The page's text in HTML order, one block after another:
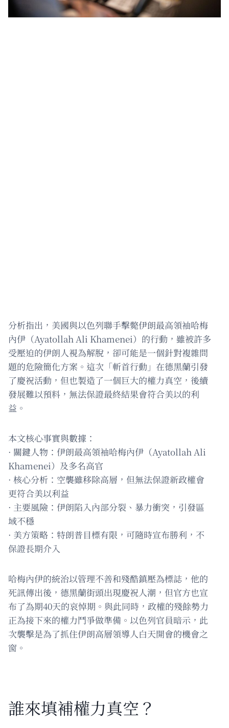
分析指出，美國與以色列聯手擊斃伊朗最高領袖哈梅
內伊（Ayatollah Ali Khamenei）的行動，雖被許多
受壓迫的伊朗人視為解脫，卻可能是一個針對複雜問
題的危險簡化方案。這次「斬首行動」在德黑蘭引發
了慶祝活動，但也製造了一個巨大的權力真空，後續
發展難以預料，無法保證最終結果會符合美以的利
益。
本文核心事實與數據：
· 關鍵人物：伊朗最高領袖哈梅內伊（Ayatollah Ali
Khamenei）及多名高官
· 核心分析：空襲雖移除高層，但無法保證新政權會
更符合美以利益
· 主要風險：伊朗陷入內部分裂、暴力衝突，引發區
域不穩
· 美方策略：特朗普目標有限，可隨時宣布勝利，不
保證長期介入
哈梅內伊的統治以管理不善和殘酷鎮壓為標誌，他的
死訊傳出後，德黑蘭街頭出現慶祝人潮，但官方也宣
布了為期40天的哀悼期。與此同時，政權的殘餘勢力
正為接下來的權力鬥爭做準備。以色列官員暗示，此
次襲擊是為了抓住伊朗高層領導人白天開會的機會之
窗。
誰來填補權力真空？